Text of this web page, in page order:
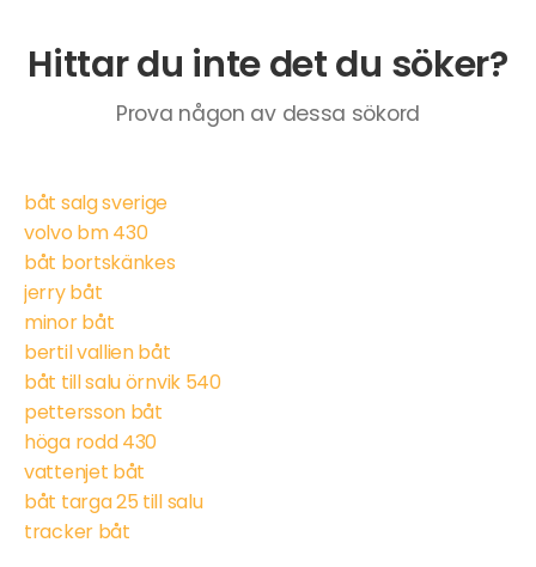
Hittar du inte det du söker?
Prova någon av dessa sökord
båt salg sverige
volvo bm 430
båt bortskänkes
jerry båt
minor båt
bertil vallien båt
båt till salu örnvik 540
pettersson båt
höga rodd 430
vattenjet båt
båt targa 25 till salu
tracker båt